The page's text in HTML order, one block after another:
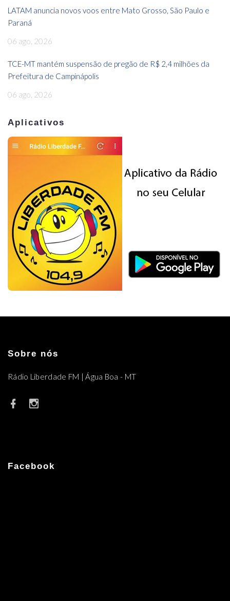
LATAM anuncia novos voos entre Mato Grosso, São Paulo e
Paraná
06 ago, 2026
TCE-MT mantém suspensão de pregão de R$ 2,4 milhões da
Prefeitura de Campinápolis
06 ago, 2026
Aplicativos
Sobre nós
Rádio Liberdade FM | Água Boa - MT
Facebook